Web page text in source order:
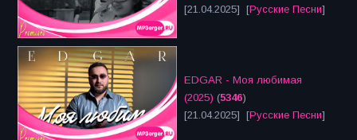
[21.04.2025] [Русские Песни]
EDGAR - Моя любимая
(2025) (5346)
[21.04.2025] [Русские Песни]